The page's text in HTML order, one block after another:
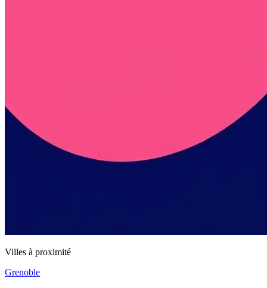
Villes à proximité
Grenoble